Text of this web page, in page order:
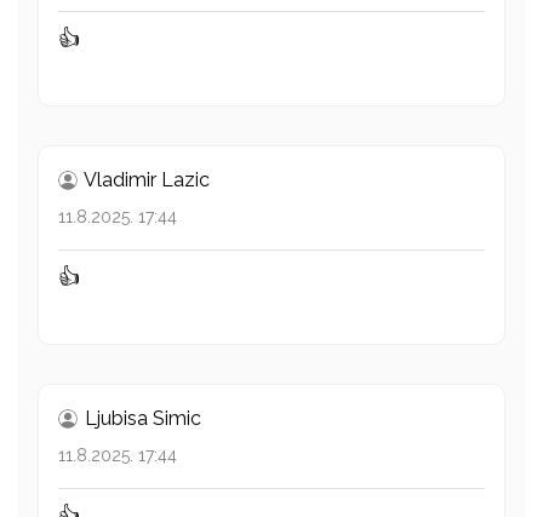
👍
Vladimir Lazic
11.8.2025. 17:44
👍
Ljubisa Simic
11.8.2025. 17:44